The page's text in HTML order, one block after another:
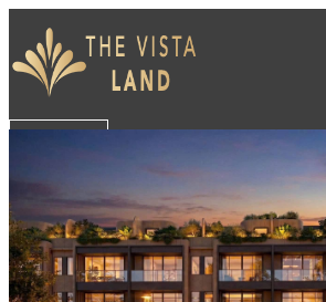
to
content